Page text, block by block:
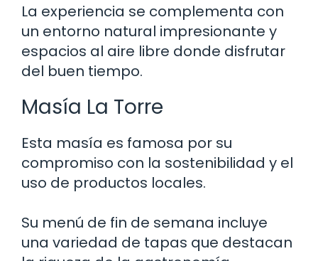
La experiencia se complementa con
un entorno natural impresionante y
espacios al aire libre donde disfrutar
del buen tiempo.
Masía La Torre
Esta masía es famosa por su
compromiso con la sostenibilidad y el
uso de productos locales.
Su menú de fin de semana incluye
una variedad de tapas que destacan